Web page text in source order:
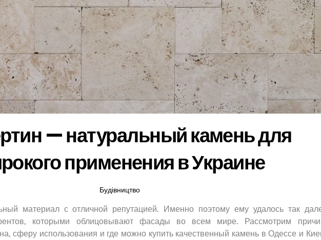
— натуральный камень для
применения в Украине
Будівництво
материал с отличной репутацией. Именно поэтому ему удалось так
которыми облицовывают фасады во всем мире. Рассмотрим
сферу использования и где можно купить качественный камень в Одессе и